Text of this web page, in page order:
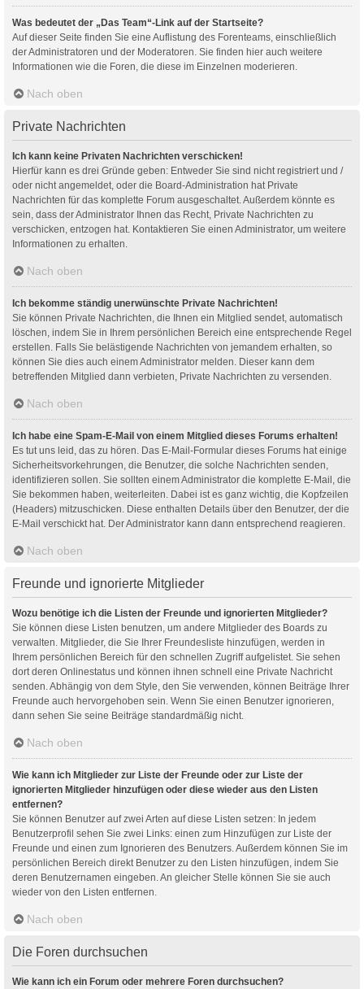
Was bedeutet der „Das Team“-Link auf der Startseite?
Auf dieser Seite finden Sie eine Auflistung des Forenteams, einschließlich
der Administratoren und der Moderatoren. Sie finden hier auch weitere
Informationen wie die Foren, die diese im Einzelnen moderieren.
Nach oben
Private Nachrichten
Ich kann keine Privaten Nachrichten verschicken!
Hierfür kann es drei Gründe geben: Entweder Sie sind nicht registriert und /
oder nicht angemeldet, oder die Board-Administration hat Private
Nachrichten für das komplette Forum ausgeschaltet. Außerdem könnte es
sein, dass der Administrator Ihnen das Recht, Private Nachrichten zu
verschicken, entzogen hat. Kontaktieren Sie einen Administrator, um weitere
Informationen zu erhalten.
Nach oben
Ich bekomme ständig unerwünschte Private Nachrichten!
Sie können Private Nachrichten, die Ihnen ein Mitglied sendet, automatisch
löschen, indem Sie in Ihrem persönlichen Bereich eine entsprechende Regel
erstellen. Falls Sie belästigende Nachrichten von jemandem erhalten, so
können Sie dies auch einem Administrator melden. Dieser kann dem
betreffenden Mitglied dann verbieten, Private Nachrichten zu versenden.
Nach oben
Ich habe eine Spam-E-Mail von einem Mitglied dieses Forums erhalten!
Es tut uns leid, das zu hören. Das E-Mail-Formular dieses Forums hat einige
Sicherheitsvorkehrungen, die Benutzer, die solche Nachrichten senden,
identifizieren sollen. Sie sollten einem Administrator die komplette E-Mail, die
Sie bekommen haben, weiterleiten. Dabei ist es ganz wichtig, die Kopfzeilen
(Headers) mitzuschicken. Diese enthalten Details über den Benutzer, der die
E-Mail verschickt hat. Der Administrator kann dann entsprechend reagieren.
Nach oben
Freunde und ignorierte Mitglieder
Wozu benötige ich die Listen der Freunde und ignorierten Mitglieder?
Sie können diese Listen benutzen, um andere Mitglieder des Boards zu
verwalten. Mitglieder, die Sie Ihrer Freundesliste hinzufügen, werden in
Ihrem persönlichen Bereich für den schnellen Zugriff aufgelistet. Sie sehen
dort deren Onlinestatus und können ihnen schnell eine Private Nachricht
senden. Abhängig von dem Style, den Sie verwenden, können Beiträge Ihrer
Freunde auch hervorgehoben sein. Wenn Sie einen Benutzer ignorieren,
dann sehen Sie seine Beiträge standardmäßig nicht.
Nach oben
Wie kann ich Mitglieder zur Liste der Freunde oder zur Liste der
ignorierten Mitglieder hinzufügen oder diese wieder aus den Listen
entfernen?
Sie können Benutzer auf zwei Arten auf diese Listen setzen: In jedem
Benutzerprofil sehen Sie zwei Links: einen zum Hinzufügen zur Liste der
Freunde und einen zum Ignorieren des Benutzers. Außerdem können Sie im
persönlichen Bereich direkt Benutzer zu den Listen hinzufügen, indem Sie
deren Benutzernamen eingeben. An gleicher Stelle können Sie sie auch
wieder von den Listen entfernen.
Nach oben
Die Foren durchsuchen
Wie kann ich ein Forum oder mehrere Foren durchsuchen?